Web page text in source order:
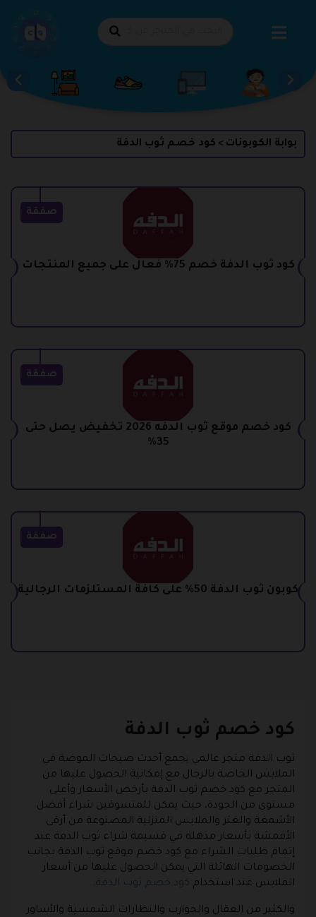
بوابة الكوبونات > كود خصم ثوب الدفة
صفقة
كود ثوب الدفة خصم 75% فعال على جميع المنتجات
صفقة
كود خصم موقع ثوب الدفه 2026 تخفيض يصل حتى
35%
صفقة
كوبون ثوب الدفة 50% على كافة المستلزمات الرجالية
كود خصم ثوب الدفة
ثوب الدفة متجر عالمي يجمع أحدث صيحات الموضة في
الملابس الخاصة بالرجال مع إمكانية الحصول عليها من
المتجر مع كود خصم ثوب الدفة بأرخص الأسعار وأعلى
مستوى من الجودة، حيث يمكن للمتسوقين شراء أفضل
الأشمغة والغتر والملابس المنزلية المصنوعة من أرقى
الأقمشة بأسعار مذهلة في قسيمة شراء ثوب الدفة عند
إتمام طلبات الشراء مع كود خصم موقع ثوب الدفة بجانب
الخصومات الهائلة التي يمكن الحصول عليها من أسعار
الملابس عند استخدام كود خصم ثوب الدفة.
والكثير من العقال والجوارب والنظارات الشمسية والأساور